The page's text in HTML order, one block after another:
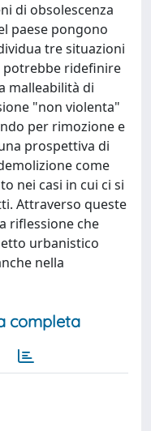
di obsolescenza
paese pongono
tre situazioni
potrebbe ridefinire
malleabilità di
"non violenta"
per rimozione e
prospettiva di
come
nei casi in cui ci si
Attraverso queste
riflessione che
urbanistico
nella
completa